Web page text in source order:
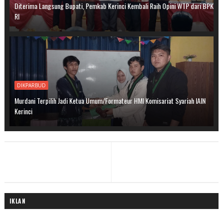
Diterima Langsung Bupati, Pemkab Kerinci Kembali Raih Opini WTP dari BPK
RI
DIKPARBUD
Murdani Terpilih Jadi Ketua Umum/Formateur HMI Komisariat Syariah IAIN
Kerinci
IKLAN